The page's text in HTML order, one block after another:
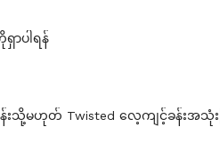
ပါရန်
မဟုတ် Twisted လေ့ကျင့်ခန်းအသုံးပ